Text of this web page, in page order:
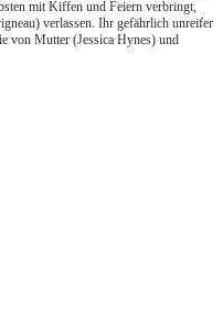
mit Kiffen und Feiern verbringt,
verlassen. Ihr gefährlich unreifer
von Mutter (Jessica Hynes) und